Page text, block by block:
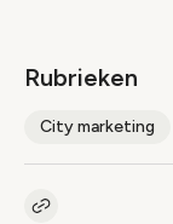
Rubrieken
City marketing
Kopieer link naar